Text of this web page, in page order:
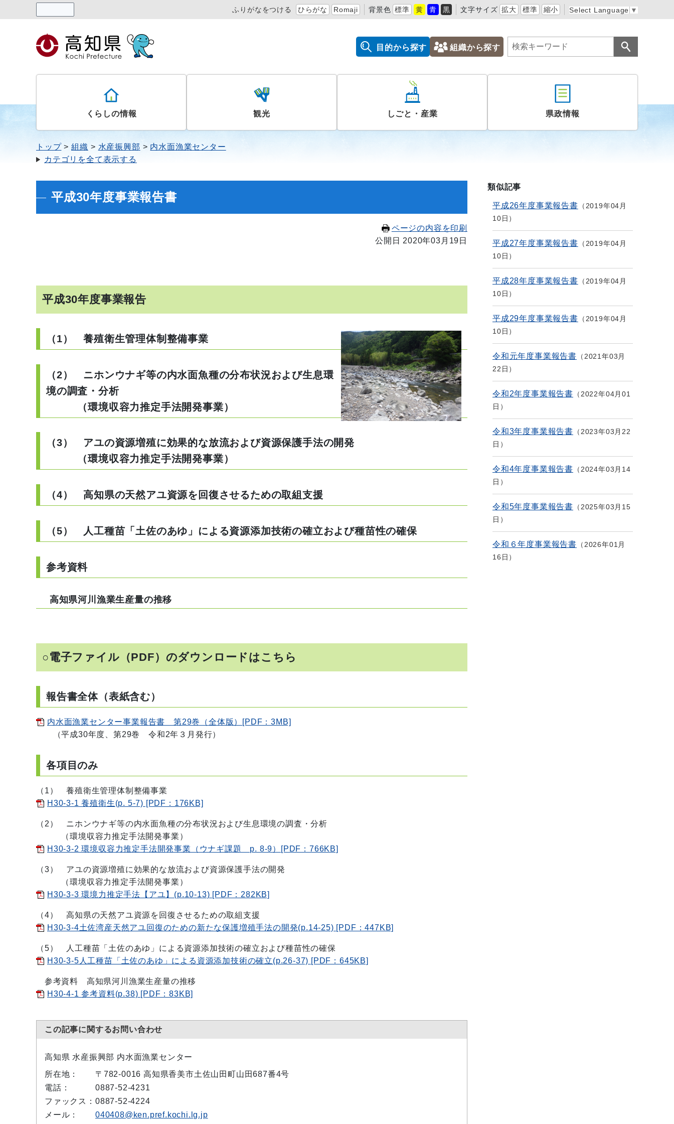
ふりがなをつける ひらがな Romaji 背景色 標準 黄 青 黒 文字サイズ 拡大 標準 縮小 Select Language ▼
目的から探す 組織から探す
くらしの情報 観光 しごと・産業 県政情報
トップ 組織 水産振興部
内水面漁業センター
カテゴリを全て表示する
平成30年度事業報告書
ページの内容を印刷
公開日 2020年03月19日
平成30年度事業報告
（1） 養殖衛生管理体制整備事業
（2） ニホンウナギ等の内水面魚種の分布状況および生息環
境の調査・分析
（環境収容力推定手法開発事業）
（3） アユの資源増殖に効果的な放流および資源保護手法の開発
（環境収容力推定手法開発事業）
（4） 高知県の天然アユ資源を回復させるための取組支援
（5） 人工種苗「土佐のあゆ」による資源添加技術の確立および種苗性の確保
参考資料
高知県河川漁業生産量の推移
○電子ファイル（PDF）のダウンロードはこちら
報告書全体（表紙含む）
内水面漁業センター事業報告書 第29巻（全体版）[PDF：3MB]
（平成30年度、第29巻 令和2年３月発行）
各項目のみ
（1） 養殖衛生管理体制整備事業
H30-3-1 養殖衛生(p. 5-7) [PDF：176KB]
（2） ニホンウナギ等の内水面魚種の分布状況および生息環境の調査・分析
（環境収容力推定手法開発事業）
H30-3-2 環境収容力推定手法開発事業（ウナギ課題 p. 8-9）[PDF：766KB]
（3） アユの資源増殖に効果的な放流および資源保護手法の開発
（環境収容力推定手法開発事業）
H30-3-3 環境力推定手法【アユ】(p.10-13) [PDF：282KB]
（4） 高知県の天然アユ資源を回復させるための取組支援
H30-3-4土佐湾産天然アユ回復のための新たな保護増殖手法の開発(p.14-25) [PDF：447KB]
（5） 人工種苗「土佐のあゆ」による資源添加技術の確立および種苗性の確保
H30-3-5人工種苗「土佐のあゆ」による資源添加技術の確立(p.26-37) [PDF：645KB]
参考資料 高知県河川漁業生産量の推移
H30-4-1 参考資料(p.38) [PDF：83KB]
この記事に関するお問い合わせ
高知県 水産振興部 内水面漁業センター
所在地：
〒782-0016 高知県香美市土佐山田町山田687番4号
電話：
0887-52-4231
ファックス： 0887-52-4224
メール：
040408@ken.pref.kochi.lg.jp
類似記事
平成26年度事業報告書
2019年04月
10日
平成27年度事業報告書
2019年04月
10日
平成28年度事業報告書
2019年04月
10日
平成29年度事業報告書
2019年04月
10日
令和元年度事業報告書
2021年03月
22日
令和2年度事業報告書
2022年04月01
日
令和3年度事業報告書
2023年03月22
日
令和4年度事業報告書
2024年03月14
日
令和5年度事業報告書
2025年03月15
日
令和６年度事業報告書
2026年01月
16日